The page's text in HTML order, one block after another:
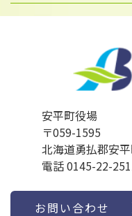
安平町役場
〒059-1595
北海道勇払郡安
電話 0145-22-
お問い合わせ